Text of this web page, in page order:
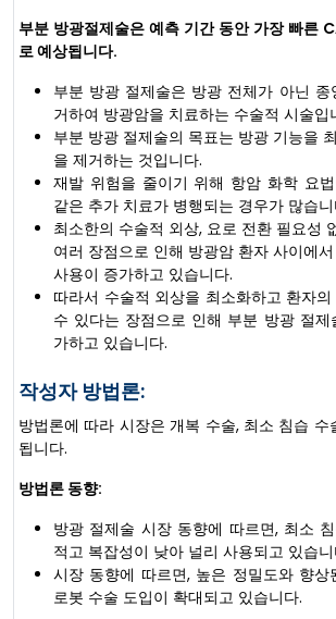
부분 방광절제술은 예측 기간 동안 가장 빠른
로 예상됩니다.
부분 방광 절제술은 방광 전체가 아닌 종
거하여 방광암을 치료하는 수술적 시술입
부분 방광 절제술의 목표는 방광 기능을
을 제거하는 것입니다.
재발 위험을 줄이기 위해 항암 화학 요
같은 추가 치료가 병행되는 경우가 많습니
최소한의 수술적 외상, 요로 전환 필요성
여러 장점으로 인해 방광암 환자 사이에
사용이 증가하고 있습니다.
따라서 수술적 외상을 최소화하고 환자
수 있다는 장점으로 인해 부분 방광 절
가하고 있습니다.
작성자 방법론:
방법론에 따라 시장은 개복 수술, 최소 침습 수
됩니다.
방법론 동향:
방광 절제술 시장 동향에 따르면, 최소
적고 복잡성이 낮아 널리 사용되고 있습니
시장 동향에 따르면, 높은 정밀도와 향상
로봇 수술 도입이 확대되고 있습니다.